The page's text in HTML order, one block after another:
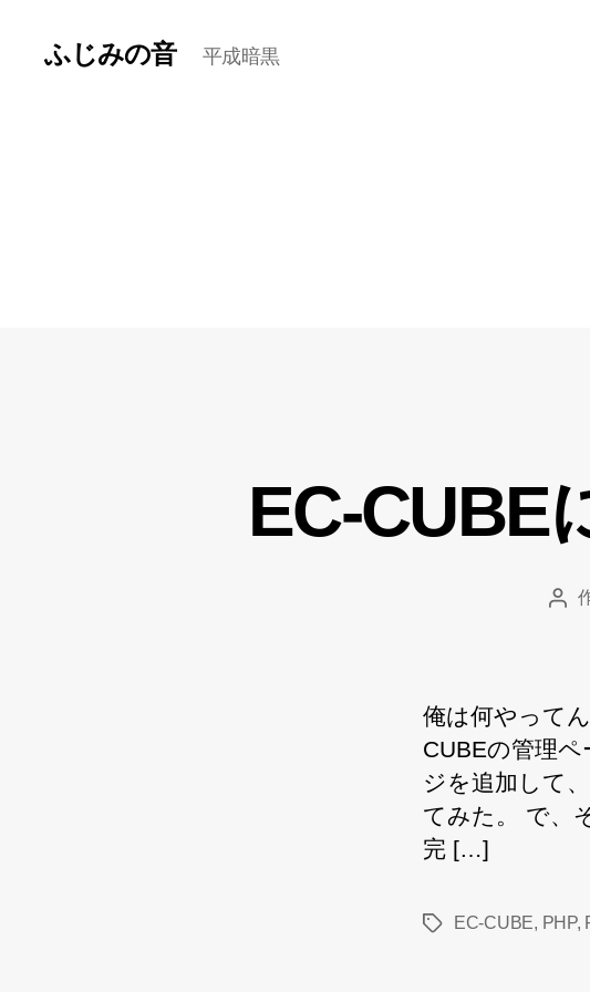
ふじみの音 平成暗黒
EC-CUBE
投
俺は何やって
CUBEの管理
ジを追加して
てみた。 で、
完 […]
タ
EC-CUBE, PHP,